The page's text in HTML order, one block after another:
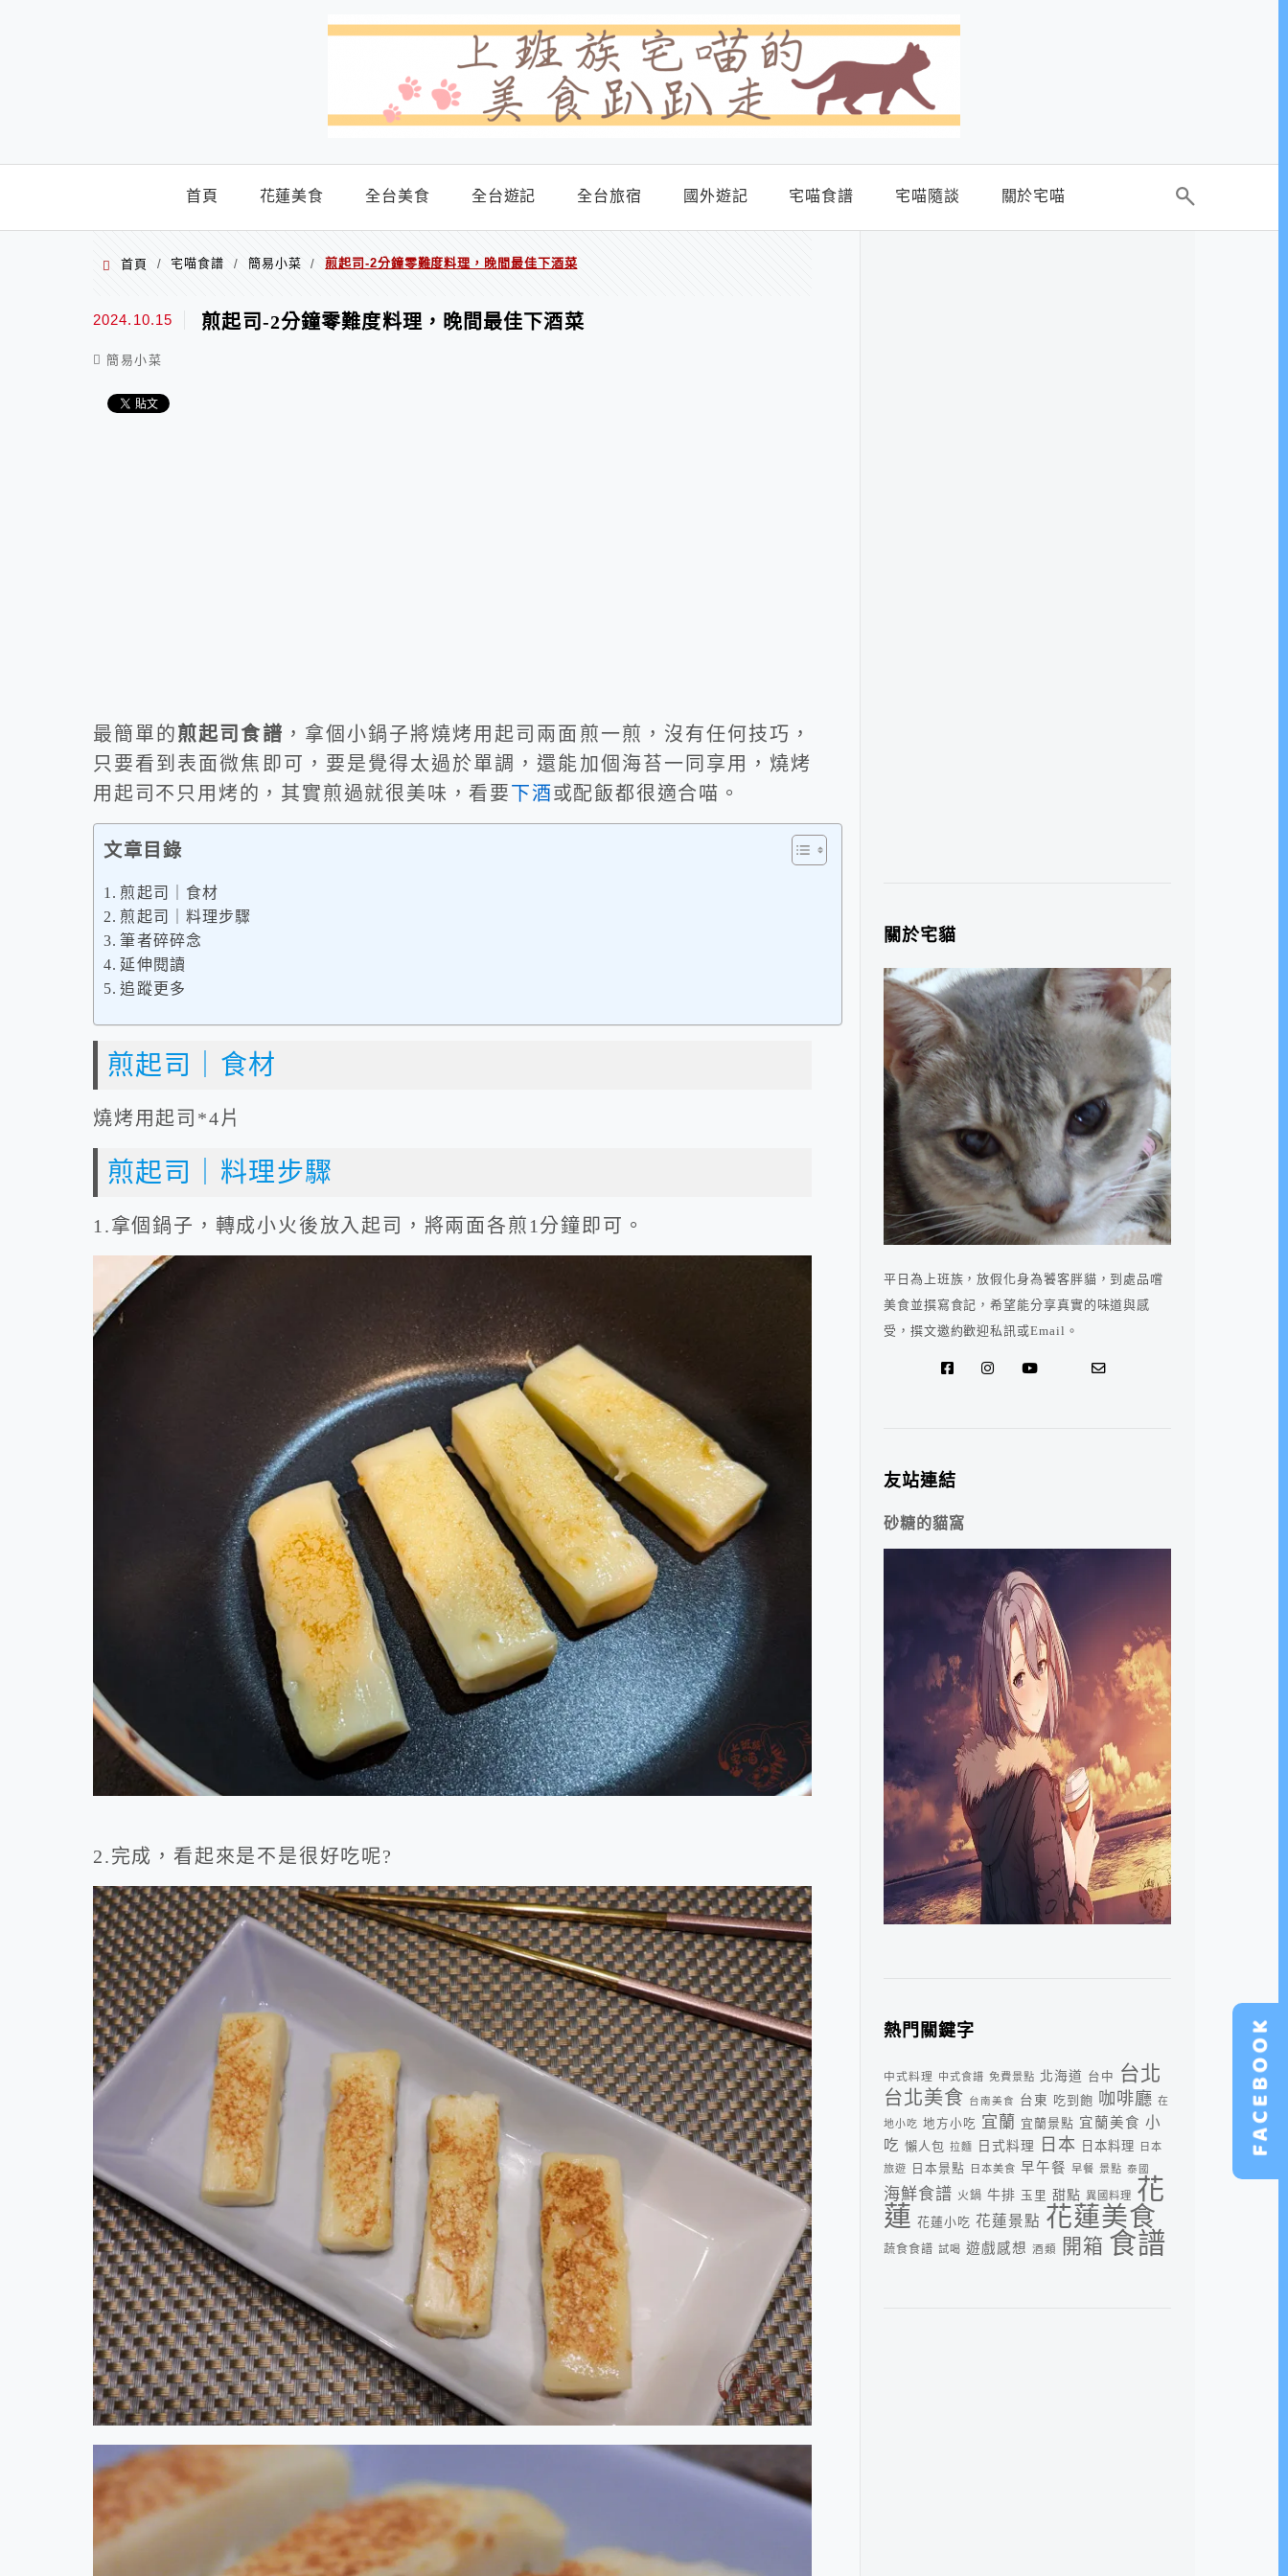
首頁 花蓮美食 全台美食 全台遊記 全台旅宿 國外遊記 宅喵食譜 宅喵隨談 關於宅喵
首頁 / 宅喵食譜 / 簡易小菜 / 煎起司-2分鐘零難度料理，晚間最佳下酒菜
2024.10.15 煎起司-2分鐘零難度料理，晚間最佳下酒菜
簡易小菜
最簡單的煎起司食譜 ，拿個小鍋子將燒烤用起司兩面煎一煎，沒有任何技巧，
只要看到表面微焦即可，要是覺得太過於單調，還能加個海苔一同享用，燒烤
用起司不只用烤的，其實煎過就很美味，看要下酒或配飯都很適合喵。
文章目錄
煎起司｜食材
煎起司｜料理步驟
筆者碎碎念
延伸閱讀
追蹤更多
煎起司｜食材
燒烤用起司*4片
煎起司｜料理步驟
1.拿個鍋子，轉成小火後放入起司，將兩面各煎1分鐘即可。
2.完成，看起來是不是很好吃呢?
關於宅貓
平日為上班族，放假化身為饕客胖貓，到處品嚐
美食並撰寫食記，希望能分享真實的味道與感
受，撰文邀約歡迎私訊或Email。
友站連結
砂糖的貓窩
熱門關鍵字
中式料理 中式食譜 免費景點 北海道 台中 台北
台北美食 台南美食 台東 吃到飽 咖啡廳 在
地小吃 地方小吃 宜蘭 宜蘭景點 宜蘭美食 小
吃 懶人包 拉麵 日式料理 日本 日本料理
日本
旅遊
日本景點 日本美食 早午餐 早餐 景點 泰國
海鮮食譜 火鍋 牛排 玉里 甜點 異國料理 花
蓮 花蓮小吃 花蓮景點 花蓮美食
蔬食食譜 試喝 遊戲感想 酒類 開箱 食譜